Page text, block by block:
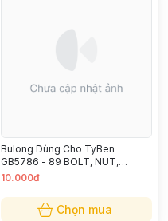
Bulong Dùng Cho TyBen
GB5786 - 89 BOLT, NUT,
WASHER M16 X 8 CM
10.000đ
Chọn mua